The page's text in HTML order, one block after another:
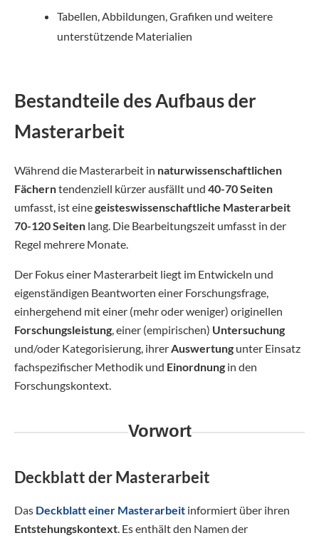
Tabellen, Abbildungen, Grafiken und weitere
unterstützende Materialien
Bestandteile des Aufbaus der
Masterarbeit
Während die Masterarbeit in naturwissenschaftlichen
Fächerntendenziell kürzer ausfällt und 40-70 Seiten
umfasst, ist einegeisteswissenschaftliche Masterarbeit
70-120 Seiten lang. Die Bearbeitungszeit umfasst in der
Regel mehrere Monate.
Der Fokus einer Masterarbeit liegt im Entwickeln und
eigenständigen Beantworten einer Forschungsfrage,
einhergehend mit einer (mehr oder weniger) originellen
Forschungsleistung, einer (empirischen) Untersuchung
und/oder Kategorisierung, ihrerAuswertung unter Einsatz
fachspezifischer Methodik und Einordnung in den
Forschungskontext.
Vorwort
Deckblatt der Masterarbeit
Das Deckblatt einer Masterarbeit informiert über ihren
Entstehungskontext. Es enthält den Namen der